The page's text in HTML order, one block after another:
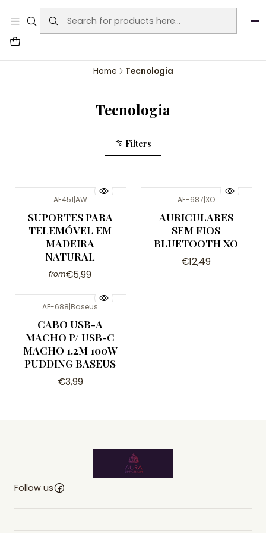
User-agent: * Allow: / Sitemap:
https://www.auraemporium.pt/sitemap.xml
Home Tecnologia
Tecnologia
Filters
AE451|AW
SUPORTES PARA
TELEMÓVEL EM
MADEIRA
NATURAL
from€5,99
AE-687|XO
AURICULARES
SEM FIOS
BLUETOOTH XO
€12,49
AE-688|Baseus
CABO USB-A
MACHO P/ USB-C
MACHO 1.2M 100W
PUDDING BASEUS
€3,99
Follow us